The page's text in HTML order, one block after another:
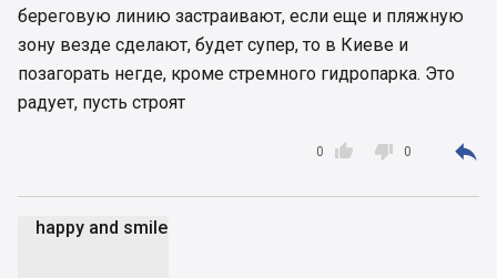
береговую линию застраивают, если еще и пляжную
зону везде сделают, будет супер, то в Киеве и
позагорать негде, кроме стремного гидропарка. Это
радует, пусть строят

0  0 
happy and smile